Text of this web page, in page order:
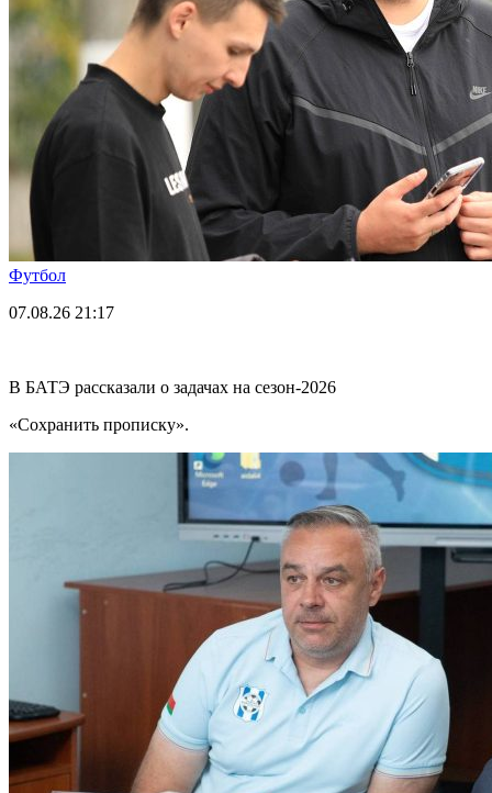
Футбол
07.08.26 21:17
В БАТЭ рассказали о задачах на сезон-2026
«Сохранить прописку».